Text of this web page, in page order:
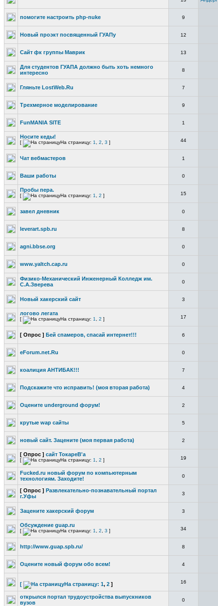
помогите настроить php-nuke 9
Новый проэкт посвященный ГУАПу 12
Сайт фк группы Маврик 13
Для студентов ГУАПА должно быть хоть немного
интересно
8
Гляньте LostWeb.Ru 7
Трехмерное моделирование 9
FunMANIA SITE 1
Носите кеды!
[ На страницу: 1 2 3 ] 44
Чат вебмастеров 1
Ваши работы 0
Пробы пера.
[ На страницу: 1 2 ] 15
завел дневник 0
leverart.spb.ru 8
agni.bbse.org 0
www.yaltch.cap.ru 0
Физико-Механический Инженерный Колледж им.
С.А.Зверева
0
Новый хакерский сайт 3
логово легата
[ На страницу: 1 2 ] 17
[ Опрос ] Бей спамеров, спасай интернет!!! 6
eForum.net.Ru 0
коалиция АНТИБАК!!! 7
Подскажите что исправить! (моя вторая работа) 4
Оцените underground форум! 2
крутые wap сайты 5
новый сайт. Зацените (моя первая работа) 2
[ Опрос ] сайт ТокареВ'а
[ На страницу: 1 2 ] 19
Fucked.ru новый форум по компьютерным
технологиям. Заходите!
0
[ Опрос ] Развлекательно-познавательный портал
г.Уфы
3
Зацените хакерский форум 3
Обсуждение guap.ru
[ На страницу: 1 2 3 ] 34
http://www.guap.spb.ru/ 8
Оцените новый форум обо всем! 4
[ На страницу: 1, 2 ] 16
открылся портал трудоустройства выпускников
вузов
0